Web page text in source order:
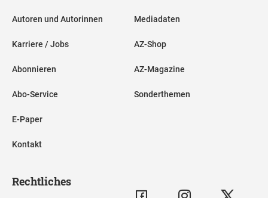
Autoren und Autorinnen
Karriere / Jobs
Abonnieren
Abo-Service
E-Paper
Kontakt
Mediadaten
AZ-Shop
AZ-Magazine
Sonderthemen
Rechtliches